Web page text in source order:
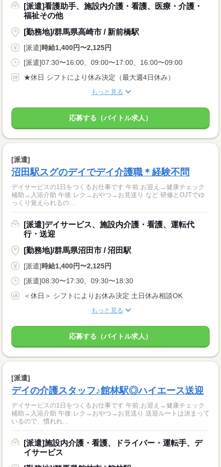
[派遣]看護助手、施設内介護・看護、医療・介護・
福祉その他
[勤務地]/群馬県高崎市 / 新前橋駅
[派遣]時給1,400円〜2,125円
[派遣]07:30〜16:00、09:00〜17:00、16:00〜09:00
★休日 シフトにより休み決定（最大週4日休み）
もっと見る
応募する（バイトル求人）
[派遣]
沼田駅スグのデイでデイ介護職＊経験不問
デイサービスの1日をつくるお仕事です 午前:お迎え→健康チェック
補助→入浴介助 午後:レク→おやつ→お見送り など 研修とOJTでゆ
っくり覚えられるの...
[派遣]デイサービス、施設内介護・看護、運転代
行・送迎
[勤務地]/群馬県沼田市 / 沼田駅
[派遣]時給1,400円〜2,125円
[派遣]08:30〜17:30、09:30〜18:30
＜休日＞ シフトによりお休み決定 土日休み相談OK
もっと見る
応募する（バイトル求人）
[派遣]
デイの介護スタッフ♪館林駅◎ハイエース送迎
デイサービスの1日をつくるお仕事です 午前:お迎え→健康チェック
補助→入浴介助 午後:レク→おやつ→お見送り 送迎ルートは決まって
いるので、慣れれ...
[派遣]施設内介護・看護、ドライバー・運転手、デ
イサービス